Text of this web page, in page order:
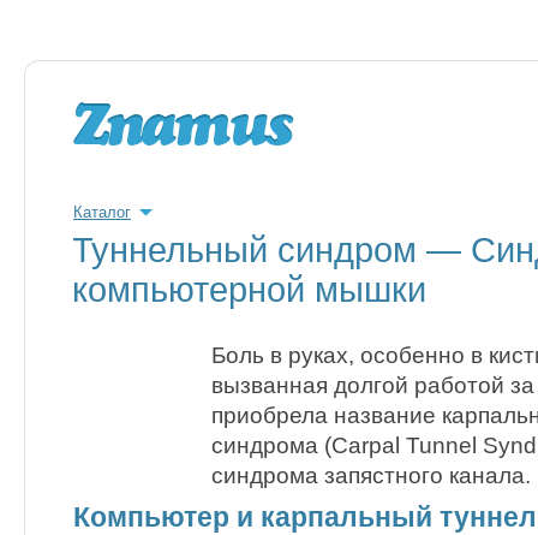
Каталог
Туннельный синдром —
компьютерной мышки
Боль в руках, особенно в
вызванная долгой работой
приобрела название
синдрома (Carpal Tunnel
синдрома запястного канала.
Компьютер и карпальный